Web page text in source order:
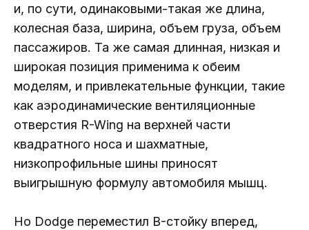
и, по сути, одинаковыми-такая же длина,
колесная база, ширина, объем груза, объем
пассажиров. Та же самая длинная, низкая и
широкая позиция применима к обеим
моделям, и привлекательные функции, такие
как аэродинамические вентиляционные
отверстия R-Wing на верхней части
квадратного носа и шахматные,
низкопрофильные шины приносят
выигрышную формулу автомобиля мышц.
Но Dodge переместил B-стойку вперед,